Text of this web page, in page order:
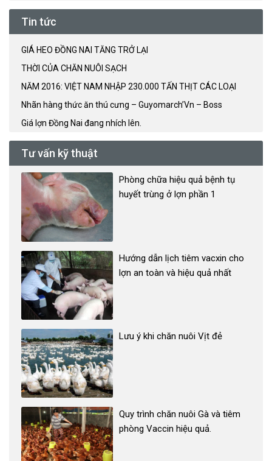
Tin tức
GIÁ HEO ĐỒNG NAI TĂNG TRỞ LẠI
THỜI CỦA CHĂN NUÔI SẠCH
NĂM 2016: VIỆT NAM NHẬP 230.000 TẤN THỊT CÁC LOẠI
Nhãn hàng thức ăn thú cưng – Guyomarch’Vn – Boss
Giá lợn Đồng Nai đang nhích lên.
Tư vấn kỹ thuật
Phòng chữa hiệu quả bệnh tụ
huyết trùng ở lợn phần 1
Hướng dẫn lịch tiêm vacxin cho
lợn an toàn và hiệu quả nhất
Lưu ý khi chăn nuôi Vịt đẻ
Quy trình chăn nuôi Gà và tiêm
phòng Vaccin hiệu quả.